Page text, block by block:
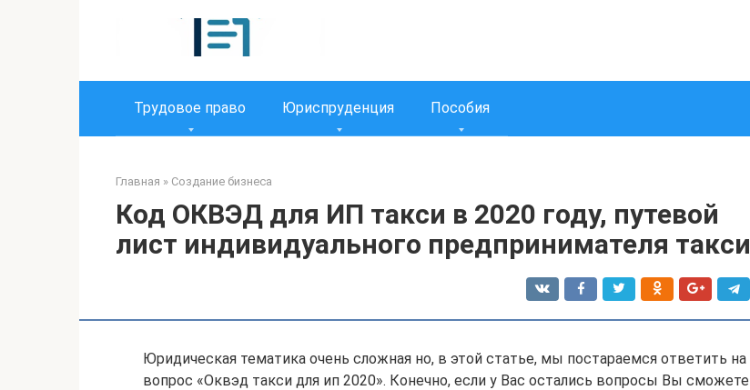
Трудовое право Юриспруденция Пособия
Главная » Создание бизнеса
Код ОКВЭД для ИП такси в 2020 году, путевой
лист индивидуального предпринимателя такси
Юридическая тематика очень сложная но, в этой статье, мы постараемся ответить на
вопрос «Оквэд такси для ип 2020». Конечно, если у Вас остались вопросы Вы сможете